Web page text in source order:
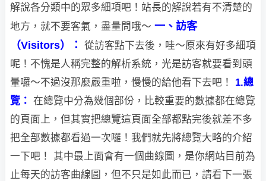
解說各分類中的眾多細項吧！站長的解說若有不清楚的
地方，就不要客氣，盡量問哦～ 一、訪客
（Visitors）：
從訪客點下去後，哇～原來有好多細項
呢！不愧是人稱完整的解析系統，光是訪客就要看到頭
暈囉～不過沒那麼嚴重啦，慢慢的給他看下去吧！
1.總
覽： 在總覽中分為幾個部份，比較重要的數據都在總覽
的頁面上，但其實把總覽這頁面全部都點完後就差不多
把全部數據都看過一次囉！ 我們就先將總覽大略的介紹
一下吧！
其中最上面會有一個曲線圖，是你網站目 前為
止每天的訪客曲線圖，但不只是如此而已 ，請看下一張